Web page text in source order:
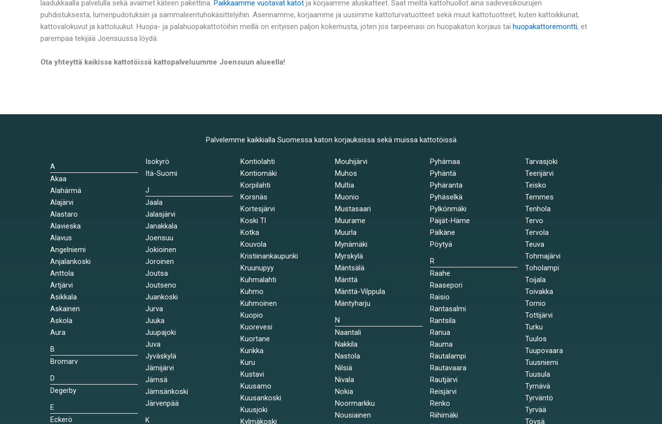
laadukkaalla palvelulla sekä avaimet käteen pakettina. Paikkaamme vuotavat katot ja korjaamme aluskatteet. Saat meiltä kattohuollot aina sadevesikourujen
puhdistuksesta, lumenpudotuksiin ja sammaleentuhokäsittelyihin. Asennamme, korjaamme ja uusimme kattoturvatuotteet sekä muut kattotuotteet, kuten kattoikkunat,
kattovalokuvut ja kattoluukut. Huopa- ja palahuopakattotöihin meillä on erityisen paljon kokemusta, joten jos tarpeenasi on huopakaton korjaus tai huopakattoremontti, et
parempaa tekijää Joensuussa löydä.
Ota yhteyttä kaikissa kattotöissä kattopalveluumme Joensuun alueella!
Palvelemme kaikkialla Suomessa katon korjauksissa sekä muissa kattotöissä
A
Akaa
Alahärmä
Alajärvi
Alastaro
Alavieska
Alavus
Angelniemi
Anjalankoski
Anttola
Artjärvi
Asikkala
Askainen
Askola
Aura
B
Bromarv
D
Degerby
E
Eckerö
Isokyrö
Itä-Suomi
J
Jaala
Jalasjärvi
Janakkala
Joensuu
Jokioinen
Joroinen
Joutsa
Joutseno
Juankoski
Jurva
Juuka
Juupajoki
Juva
Jyväskylä
Jämijärvi
Jämsä
Jämsänkoski
Järvenpää
K
Kontiolahti
Kontiomäki
Korpilahti
Korsnäs
Kortesjärvi
Koski Tl
Kotka
Kouvola
Kristiinankaupunki
Kruunupyy
Kuhmalahti
Kuhmo
Kuhmoinen
Kuopio
Kuorevesi
Kuortane
Kurikka
Kuru
Kustavi
Kuusamo
Kuusankoski
Kuusjoki
Kylmäkoski
Mouhijärvi
Muhos
Multia
Muonio
Mustasaari
Muurame
Muurla
Mynämäki
Myrskylä
Mäntsälä
Mänttä
Mänttä-Vilppula
Mäntyharju
N
Naantali
Nakkila
Nastola
Nilsiä
Nivala
Nokia
Noormarkku
Nousiainen
Pyhämaa
Pyhäntä
Pyhäranta
Pyhäselkä
Pylkönmäki
Päijät-Häme
Pälkäne
Pöytyä
R
Raahe
Raasepori
Raisio
Rantasalmi
Rantsila
Ranua
Rauma
Rautalampi
Rautavaara
Rautjärvi
Reisjärvi
Renko
Riihimäki
Tarvasjoki
Teerijärvi
Teisko
Temmes
Tenhola
Tervo
Tervola
Teuva
Tohmajärvi
Toholampi
Toijala
Toivakka
Tornio
Tottijärvi
Turku
Tuulos
Tuupovaara
Tuusniemi
Tuusula
Tyrnävä
Tyrväntö
Tyrvää
Töysä